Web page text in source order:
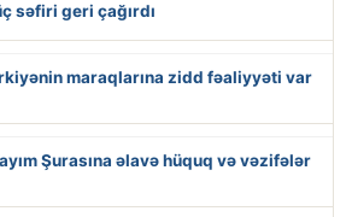
səfiri geri çağırdı
maraqlarına zidd fəaliyyəti var
Şurasına əlavə hüquq və vəzifələr